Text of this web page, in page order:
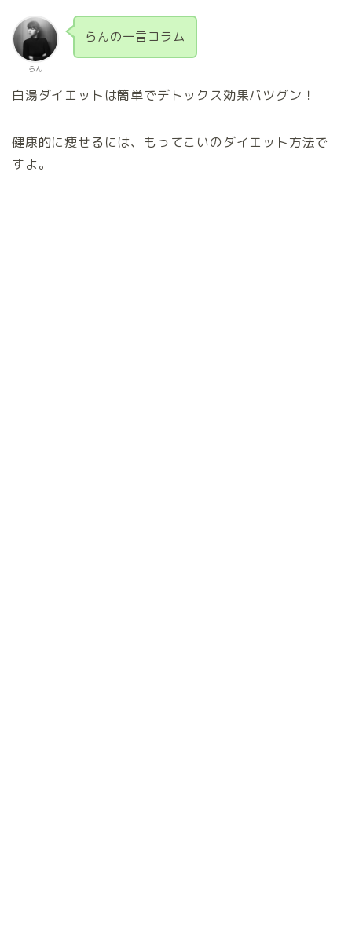
らん
らんの一言コラム
白湯ダイエットは簡単でデトックス効果バツグン！
健康的に痩せるには、もってこいのダイエット方法で
すよ。